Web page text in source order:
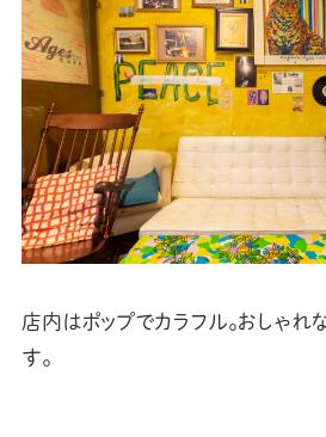
店内はポップでカラフル。おしゃれ
す。